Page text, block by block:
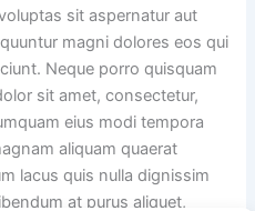
sit aspernatur aut
magni dolores eos qui
Neque porro quisquam
sit amet, consectetur,
eius modi tempora
aliquam quaerat
lacus quis nulla dignissim
at purus aliquet,